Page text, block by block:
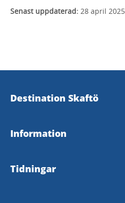
Senast uppdaterad: 28 april 2025
Destination Skaftö
Kontakta oss
Information
Service på Skaftö
Tidningar